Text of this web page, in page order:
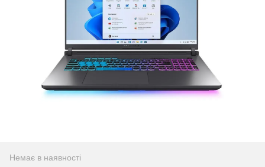
Немає в наявності